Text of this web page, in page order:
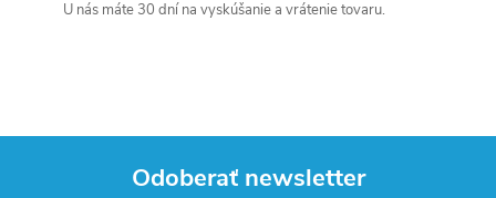
U nás máte 30 dní na vyskúšanie a vrátenie tovaru.
Odoberať newsletter